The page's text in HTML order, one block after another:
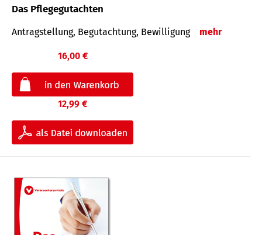
Das Pflegegutachten
Antragstellung, Begutachtung, Bewilligung mehr
16,00 €
12,99 €